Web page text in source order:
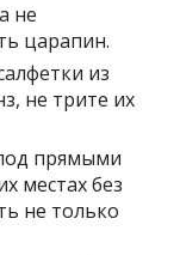
не
царапин.
из
не трите их
прямыми
местах без
не только